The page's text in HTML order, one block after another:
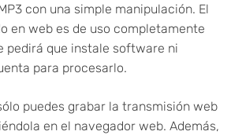
con una simple manipulación. El
en web es de uso completamente
pedirá que instale software ni
para procesarlo.
puedes grabar la transmisión web
en el navegador web. Además,